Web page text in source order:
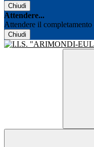
Chiudi
Attendere...
Attendere il
Chiudi